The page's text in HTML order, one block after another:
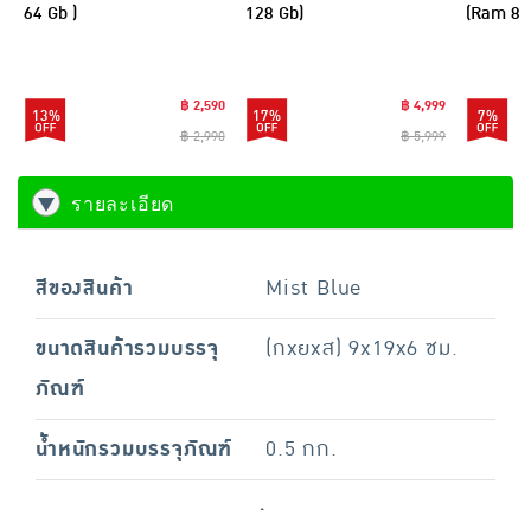
64 Gb )
13%
฿ 2,590
฿ 2,990
128 Gb)
17%
฿ 4,999
฿ 5,999
(Ram 8
7%
รายละเอียด
สีของสินค้า
Mist Blue
ขนาดสินค้ารวมบรรจุ
ภัณฑ์
(กxยxส) 9x19x6 ซม.
น้ำหนักรวมบรรจุภัณฑ์ 0.5 กก.